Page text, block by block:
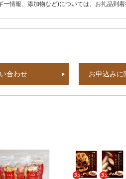
情報、添加物など)については、お礼品到
合わせ お申込みに